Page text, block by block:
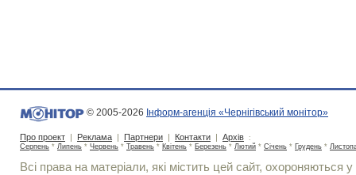
© 2005-2026 Інформ-агенція «Чернігівський монітор»
Про проект | Реклама | Партнери | Контакти | Архів :
Серпень * Липень * Червень * Травень * Квітень * Березень * Лютий * Січень * Грудень *
Всі права на матеріали, які містить цей сайт, охороняються у